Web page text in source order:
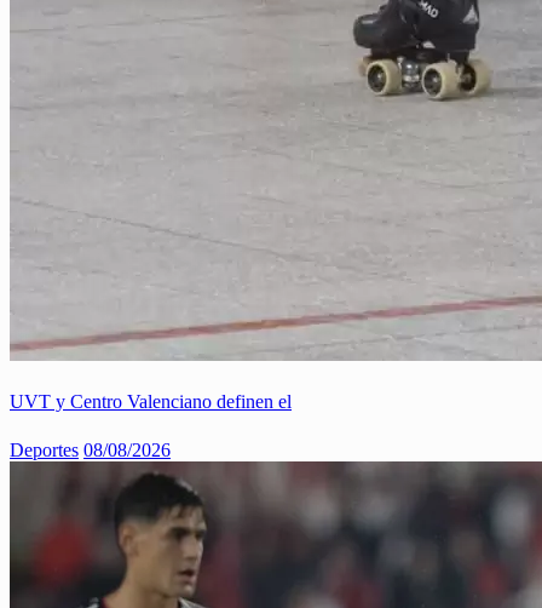
UVT y Centro Valenciano definen el
Deportes 08/08/2026